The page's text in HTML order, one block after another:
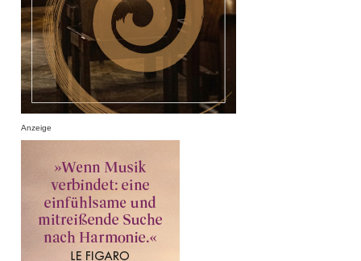
Anzeige